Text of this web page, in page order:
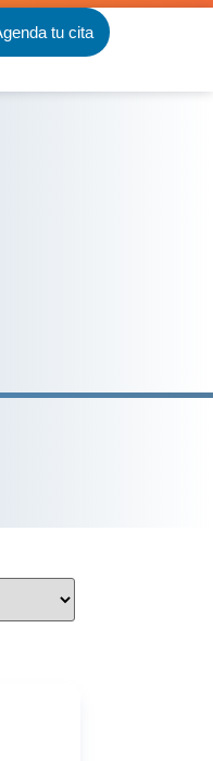
tu cita